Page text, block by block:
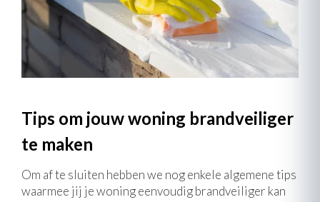
Tips om jouw woning brandveiliger
te maken
Om af te sluiten hebben we nog enkele algemene tips
waarmee jij je woning eenvoudig brandveiliger kan